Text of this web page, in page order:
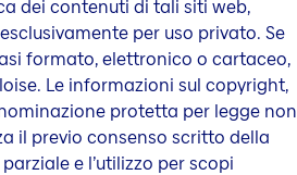
dei contenuti di tali siti web,
per uso privato. Se
formato, elettronico o cartaceo,
Le informazioni sul copyright,
protetta per legge non
il previo consenso scritto della
e l’utilizzo per scopi